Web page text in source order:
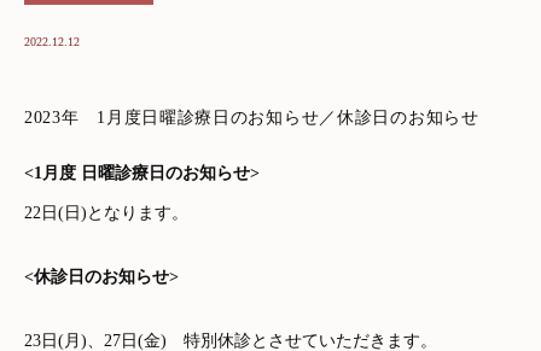
2022.12.12
2023年 1月度日曜診療日のお知らせ／休診日のお知らせ
<1月度 日曜診療日のお知らせ>
22日(日)となります。
<休診日のお知らせ>
23日(月)、27日(金) 特別休診とさせていただきます。